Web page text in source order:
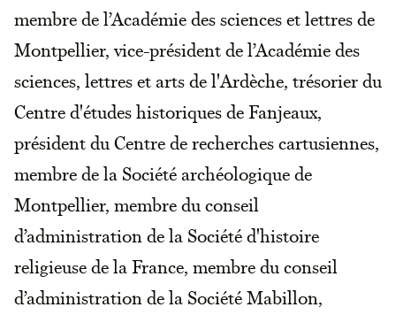
membre de l’Académie des sciences et lettres de
Montpellier, vice-président de l’Académie des
sciences, lettres et arts de l'Ardèche, trésorier du
Centre d'études historiques de Fanjeaux,
président du Centre de recherches cartusiennes,
membre de la Société archéologique de
Montpellier, membre du conseil
d’administration de la Société d'histoire
religieuse de la France, membre du conseil
d’administration de la Société Mabillon,